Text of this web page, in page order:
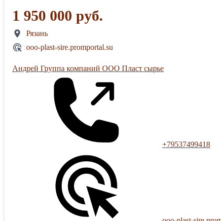
1 950 000 руб.
Рязань
ooo-plast-sire.promportal.su
Андрей Группа компаний ООО Пласт сырье
+79537499418